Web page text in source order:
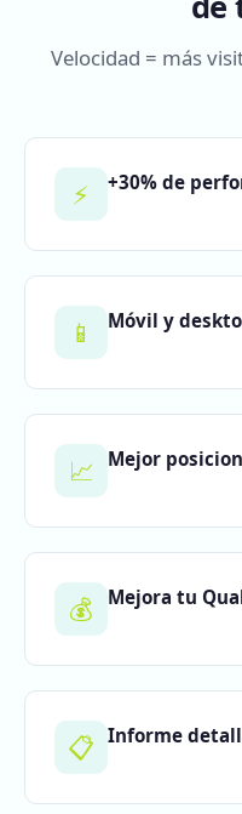
Velocidad = más
⚡ +30% de
📱 Móvil y
📈 Mejor
💰 Mejora tu
📋 Informe